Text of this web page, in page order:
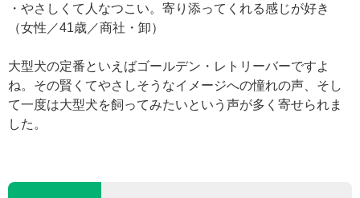
・やさしくて人なつこい。寄り添ってくれる感じが好き
（女性／41歳／商社・卸）
大型犬の定番といえばゴールデン・レトリーバーですよ
ね。その賢くてやさしそうなイメージへの憧れの声、そし
て一度は大型犬を飼ってみたいという声が多く寄せられま
した。